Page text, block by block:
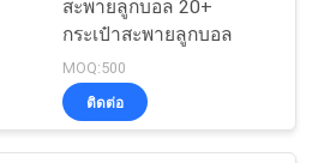
134
สะพายลูกบอล 20+
กระเป๋าสะพายลูกบอล
MOQ:500
ติดต่อ